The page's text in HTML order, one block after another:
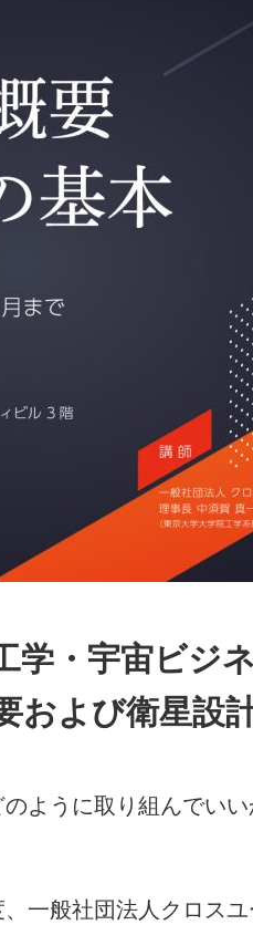
学・宇宙ビジ
および衛星設
ように取り組んでい
一般社団法人クロス